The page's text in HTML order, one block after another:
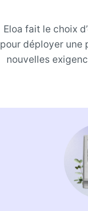
Eloa fait le choix
pour déployer une
nouvelles